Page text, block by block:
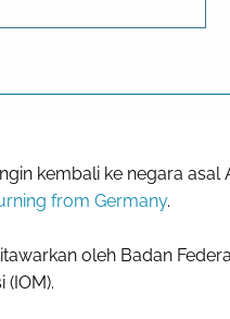
kembali ke negara
from Germany.
oleh Badan